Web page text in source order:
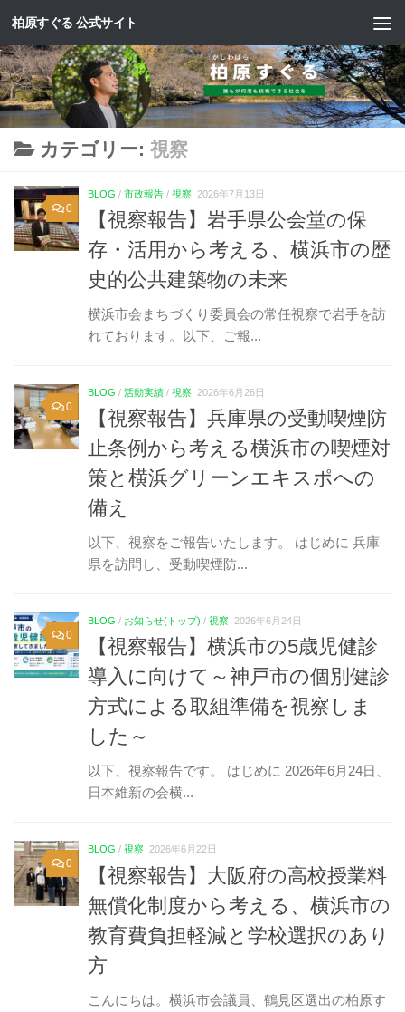
コンテンツへスキップ
柏原すぐる 公式サイト
カテゴリー: 視察
0
BLOG / 市政報告 / 視察 2026年7月13日
【視察報告】岩手県公会堂の保
存・活用から考える、横浜市の歴
史的公共建築物の未来
横浜市会まちづくり委員会の常任視察で岩手を訪
れております。以下、ご報...
0
BLOG / 活動実績 / 視察 2026年6月26日
【視察報告】兵庫県の受動喫煙防
止条例から考える横浜市の喫煙対
策と横浜グリーンエキスポへの
備え
以下、視察をご報告いたします。 はじめに 兵庫
県を訪問し、受動喫煙防...
0
BLOG / お知らせ(トップ) / 視察 2026年6月24日
【視察報告】横浜市の5歳児健診
導入に向けて～神戸市の個別健診
方式による取組準備を視察しま
した～
以下、視察報告です。 はじめに 2026年6月24日、
日本維新の会横...
0
BLOG / 視察 2026年6月22日
【視察報告】大阪府の高校授業料
無償化制度から考える、横浜市の
教育費負担軽減と学校選択のあり
方
こんにちは。横浜市会議員、鶴見区選出の柏原す